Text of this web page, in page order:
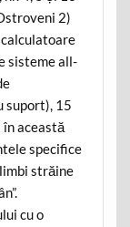
2)
sisteme all-
suport), 15
această
specifice
străine
cu o